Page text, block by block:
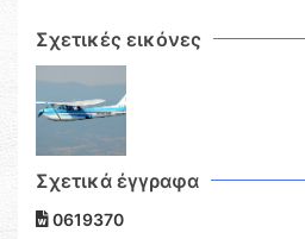
Σχετικές εικόνες
Σχετικά έγγραφα
0619370